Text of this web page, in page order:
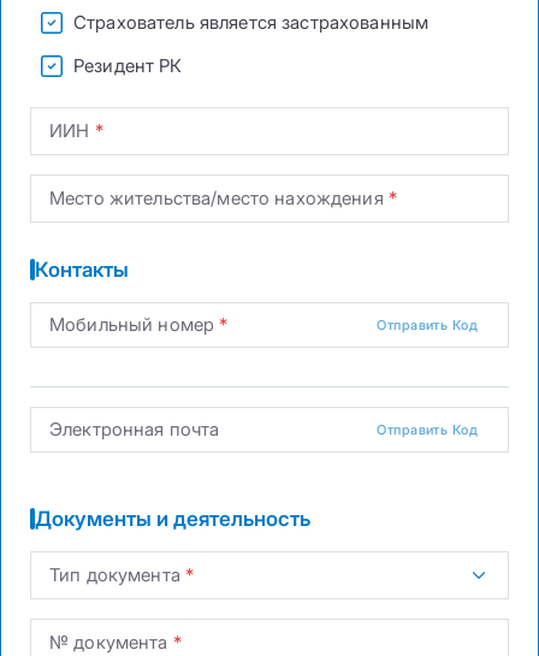
Страхователь является застрахованным
Резидент РК
ИИН
Место жительства/место нахождения
Контакты
Мобильный номер Отправить Код
Электронная почта Отправить Код
Документы и деятельность
Тип документа
№ документа